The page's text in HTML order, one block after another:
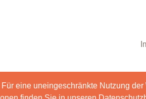
eine uneingeschränkte Nutzung